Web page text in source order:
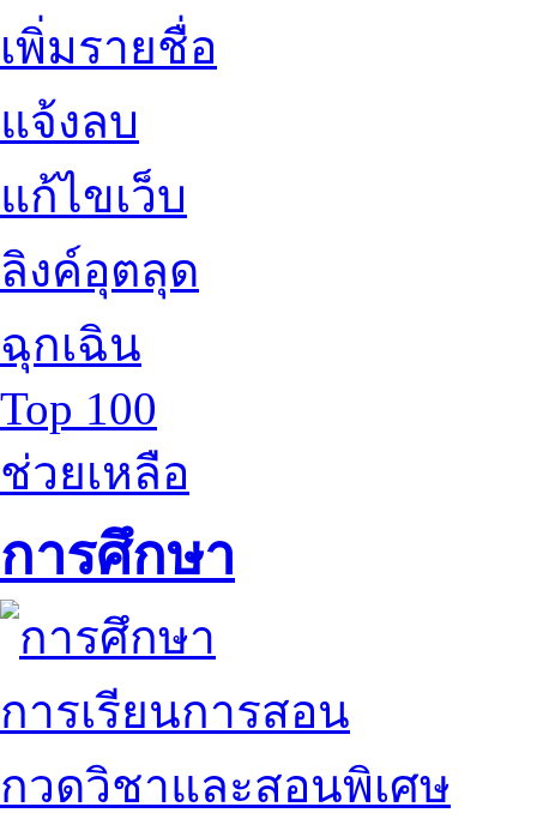
เพิ่มรายชื่อ
แจ้งลบ
แก้ไขเว็บ
ลิงค์อุตลุด
ฉุกเฉิน
Top 100
ช่วยเหลือ
การศึกษา
การเรียนการสอน
กวดวิชาและสอนพิเศษ